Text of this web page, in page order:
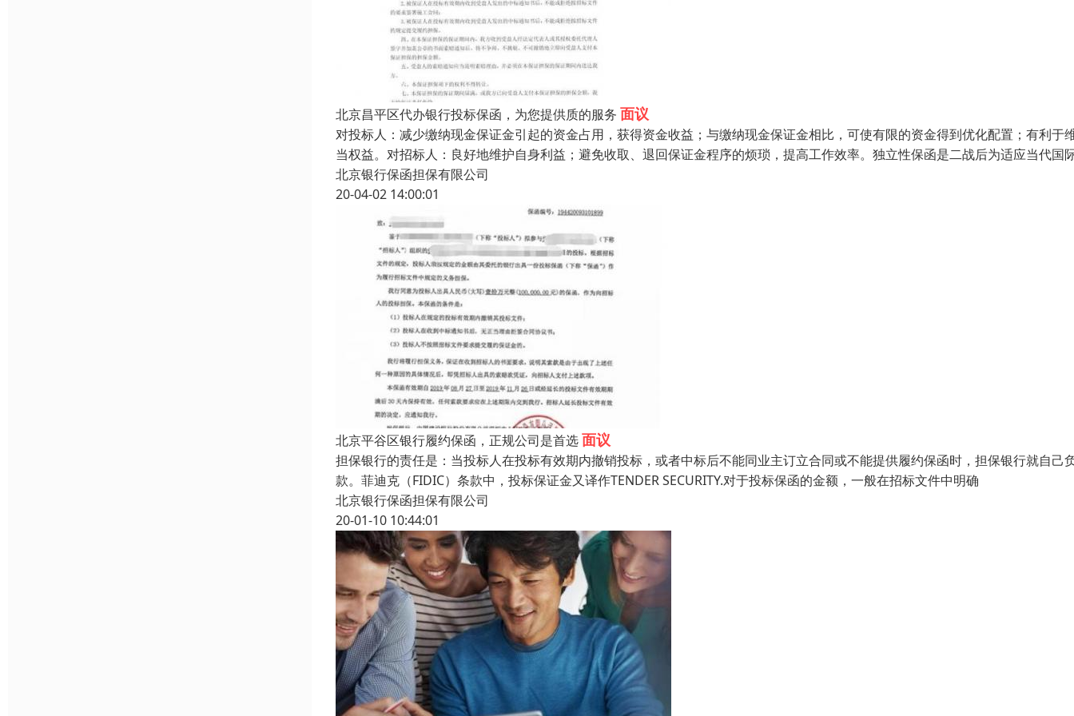
北京昌平区代办银行投标保函，为您提供质的服务 面议
对投标人：减少缴纳现金保证金引起的资金占用，获得资金收益；与缴纳现金保证金相比，可使有限的资金得到优化配置；有利于
当权益。对招标人：良好地维护自身利益；避免收取、退回保证金程序的烦琐，提高工作效率。独立性保函是二战后为适应当代国
北京银行保函担保有限公司
20-04-02 14:00:01
北京平谷区银行履约保函，正规公司是首选面议
担保银行的责任是：当投标人在投标有效期内撤销投标，或者中标后不能同业主订立合同或不能提供履约保函时，担保银行就自己
款。菲迪克（FIDIC）条款中，投标保证金又译作TENDER SECURITY.对于投标保函的金额，一般在招标文件中明确
北京银行保函担保有限公司
20-01-10 10:44:01